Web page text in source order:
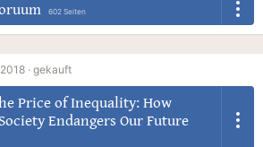
602 Seiten
· gekauft
Price of Inequality: How
Endangers Our Future